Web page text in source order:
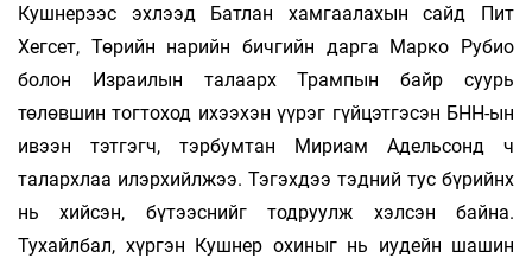
Кушнерээс эхлээд Батлан хамгаалахын сайд Пит
Хегсет, Төрийн нарийн бичгийн дарга Марко Рубио
болон Израилын талаарх Трампын байр суурь
төлөвшин тогтоход ихээхэн үүрэг гүйцэтгэсэн БНН-ын
ивээн тэтгэгч, тэрбумтан Мириам Адельсонд ч
талархлаа илэрхийлжээ. Тэгэхдээ тэдний тус бүрийнх
нь хийсэн, бүтээснийг тодруулж хэлсэн байна.
Тухайлбал, хүргэн Кушнер охиныг нь иудейн шашин